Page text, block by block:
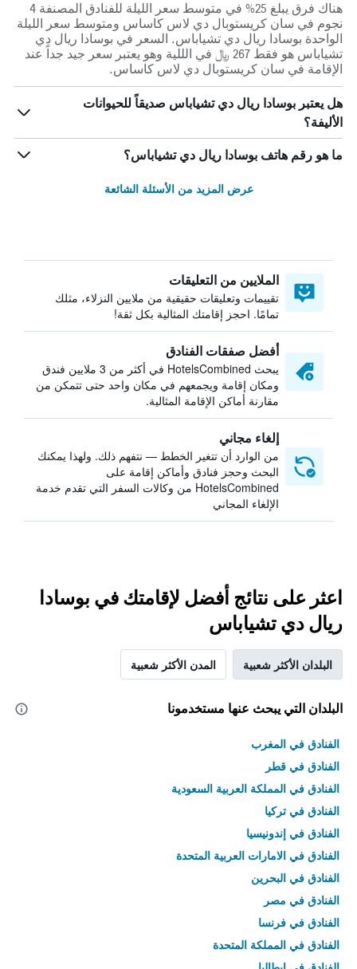
هناك فرق يبلغ 25% في متوسط ​​سعر الليلة للفنادق المصنفة 4
نجوم في سان كريستوبال دي لاس كاساس ومتوسط ​​سعر الليلة
الواحدة بوسادا ريال دي تشياباس. السعر في بوسادا ريال دي
تشياباس هو فقط 267 ﷼ في الللية وهو يعتبر سعر جيد جداً عند
الإقامة في سان كريستوبال دي لاس كاساس.
هل يعتبر بوسادا ريال دي تشياباس صديقاً للحيوانات
الأليفة؟
ما هو رقم هاتف بوسادا ريال دي تشياباس؟
عرض المزيد من الأسئلة الشائعة
الملايين من التعليقات
تقييمات وتعليقات حقيقية من ملايين النزلاء، مثلك
تمامًا. احجز إقامتك المثالية بكل ثقة!
أفضل صفقات الفنادق
يبحث HotelsCombined في أكثر من 3 ملايين فندق
ومكان إقامة ويجمعهم في مكان واحد حتى تتمكن من
مقارنة أماكن الإقامة المثالية.
إلغاء مجاني
من الوارد أن تتغير الخطط — نتفهم ذلك. ولهذا يمكنك
البحث وحجز فنادق وأماكن إقامة على
HotelsCombined من وكالات السفر التي تقدم خدمة
الإلغاء المجاني
اعثر على نتائج أفضل لإقامتك في بوسادا
ريال دي تشياباس
البلدان الأكثر شعبية المدن الأكثر شعبية
البلدان التي يبحث عنها مستخدمونا
الفنادق في المغرب
الفنادق في قطر
الفنادق في المملكة العربية السعودية
الفنادق في تركيا
الفنادق في إندونيسيا
الفنادق في الامارات العربية المتحدة
الفنادق في البحرين
الفنادق في مصر
الفنادق في فرنسا
الفنادق في المملكة المتحدة